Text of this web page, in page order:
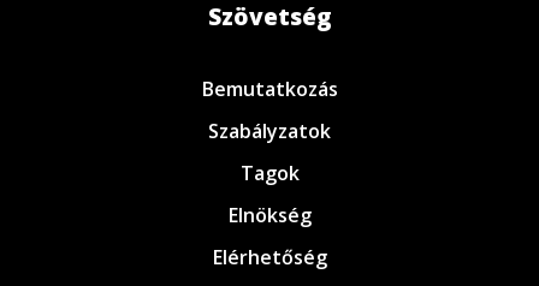
Szövetség
Bemutatkozás
Szabályzatok
Tagok
Elnökség
Elérhetőség